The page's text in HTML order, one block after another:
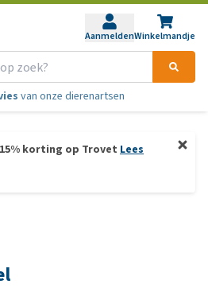
AanmeldenWinkelmandje
van onze dierenartsen
korting op Trovet Lees